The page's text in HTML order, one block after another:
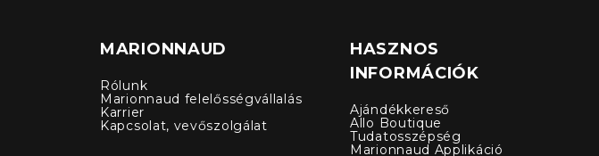
MARIONNAUD
Rólunk
Marionnaud felelősségvállalás
Karrier
Kapcsolat, vevőszolgálat
HASZNOS
INFORMÁCIÓK
Ajándékkereső
Allo Boutique
Tudatosszépség
Marionnaud Applikáció